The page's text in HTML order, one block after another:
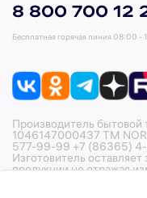
8 800 700 12
Бесплатная горячая линия 08:00 -
Производитель
1046147000437 ТМ
577-99-99 +7 (86365)
Изготовитель
продукции не отражая